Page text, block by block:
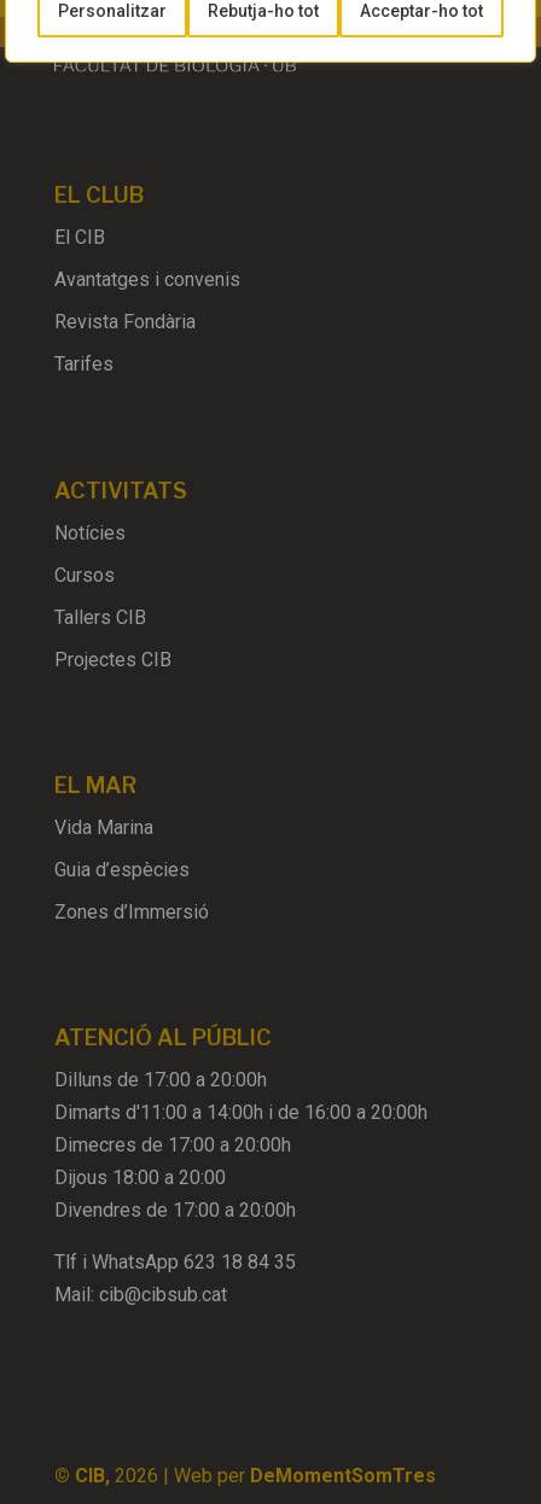
Personalitzar Rebutja-ho tot Acceptar-ho tot
EL CLUB
El CIB
Avantatges i convenis
Revista Fondària
Tarifes
ACTIVITATS
Notícies
Cursos
Tallers CIB
Projectes CIB
EL MAR
Vida Marina
Guia d’espècies
Zones d’Immersió
ATENCIÓ AL PÚBLIC
Dilluns de 17:00 a 20:00h
Dimarts d'11:00 a 14:00h i de 16:00 a 20:00h
Dimecres de 17:00 a 20:00h
Dijous 18:00 a 20:00
Divendres de 17:00 a 20:00h
Tlf i WhatsApp 623 18 84 35
Mail: cib@cibsub.cat
© CIB, 2026 | Web per DeMomentSomTres